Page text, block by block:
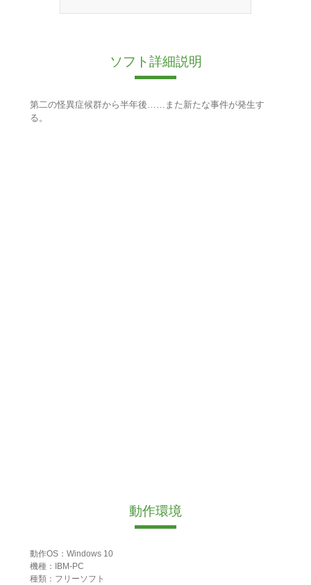
ソフト詳細説明
第二の怪異症候群から半年後……また新たな事件が発生す
る。
動作環境
動作OS：Windows 10
機種：IBM-PC
種類：フリーソフト